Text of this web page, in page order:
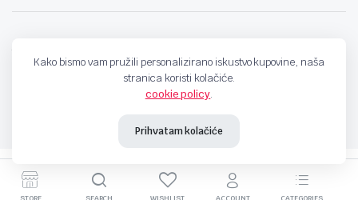
Kako bismo vam pružili personalizirano iskustvo kupovine, naša
stranica koristi kolačiće.
cookie policy.
Prihvatam kolačiće